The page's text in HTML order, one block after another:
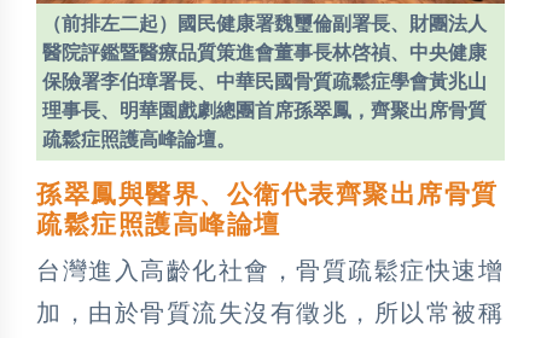
（前排左二起）國民健康署魏璽倫副署長、財團法人
醫院評鑑暨醫療品質策進會董事長林啓禎、中央健康
保險署李伯璋署長、中華民國骨質疏鬆症學會黃兆山
理事長、明華園戲劇總團首席孫翠鳳，齊聚出席骨質
疏鬆症照護高峰論壇。
孫翠鳳與醫界、公衛代表齊聚出席骨質
疏鬆症照護高峰論壇
台灣進入高齡化社會，骨質疏鬆症快速增
加，由於骨質流失沒有徵兆，所以常被稱